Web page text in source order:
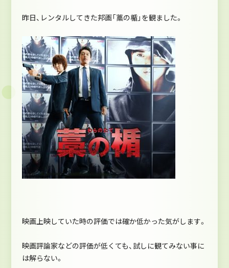
昨日、レンタルしてきた邦画「藁の楯」を観ました。
映画上映していた時の評価では確か低かった気がします。
映画評論家などの評価が低くても、試しに観てみない事に
は解らない。